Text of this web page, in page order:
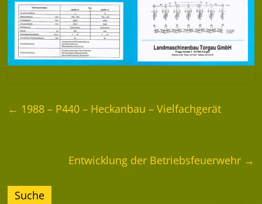
← 1988 – P440 – Heckanbau – Vielfachgerät
Entwicklung der Betriebsfeuerwehr →
Suche